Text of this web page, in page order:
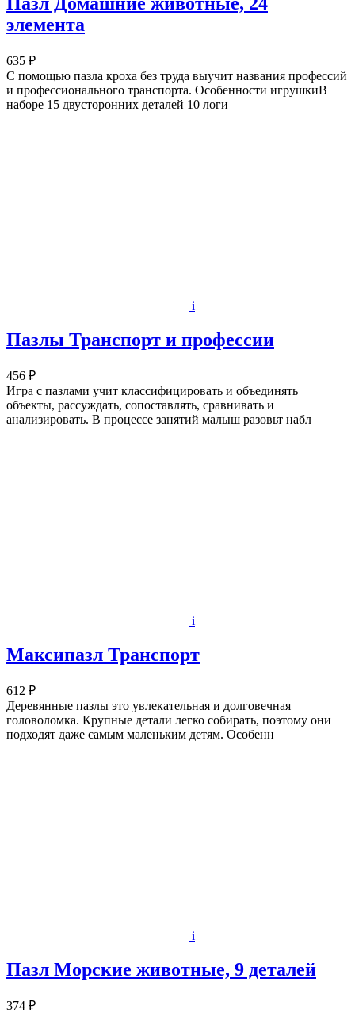
элемента
635 ₽
С помощью пазла кроха без труда выучит названия профессий
и профессионального транспорта. Особенности игрушкиВ
наборе 15 двусторонних деталей 10 логи
i
Пазлы Транспорт и профессии
456 ₽
Игра с пазлами учит классифицировать и объединять
объекты, рассуждать, сопоставлять, сравнивать и
анализировать. В процессе занятий малыш разовьт набл
i
Максипазл Транспорт
612 ₽
Деревянные пазлы это увлекательная и долговечная
головоломка. Крупные детали легко собирать, поэтому они
подходят даже самым маленьким детям. Особенн
i
Пазл Морские животные, 9 деталей
374 ₽